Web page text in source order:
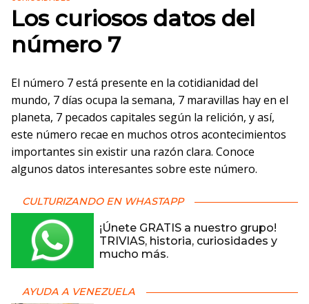
Los curiosos datos del
número 7
El número 7 está presente en la cotidianidad del
mundo, 7 días ocupa la semana, 7 maravillas hay en el
planeta, 7 pecados capitales según la relición, y así,
este número recae en muchos otros acontecimientos
importantes sin existir una razón clara. Conoce
algunos datos interesantes sobre este número.
CULTURIZANDO EN WHASTAPP
¡Únete GRATIS a nuestro grupo!
TRIVIAS, historia, curiosidades y
mucho más.
AYUDA A VENEZUELA